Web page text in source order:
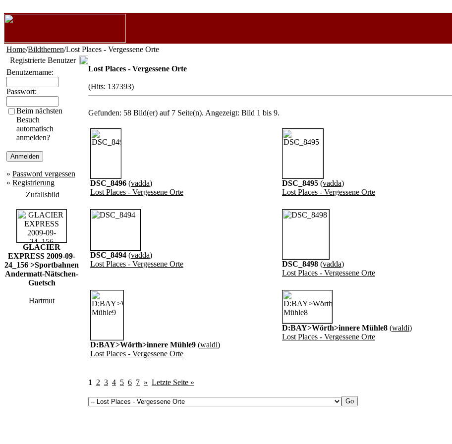
Home/Bildthemen/Lost Places - Vergessene Orte
Registrierte Benutzer
Benutzername:
Passwort:
Beim nächsten
Besuch
automatisch
anmelden?
» Password vergessen
» Registrierung
Zufallsbild
GLACIER
EXPRESS 2009-09-
24_156 >Sportbahnen
Andermatt-Nätschen-
Guetsch
Hartmut
Lost Places - Vergessene Orte
(Hits: 137393)
Gefunden: 58 Bild(er) auf 7 Seite(n). Angezeigt: Bild 1 bis 9.
DSC_8496 (vadda)
Lost Places - Vergessene Orte
DSC_8495 (vadda)
Lost Places - Vergessene Orte
DSC_8494 (vadda)
Lost Places - Vergessene Orte
DSC_8498 (vadda)
Lost Places - Vergessene Orte
D:BAY>Wörth>innere Mühle9 (waldi)
Lost Places - Vergessene Orte
D:BAY>Wörth>innere Mühle8 (waldi)
Lost Places - Vergessene Orte
1 2 3 4 5 6 7 » Letzte Seite »